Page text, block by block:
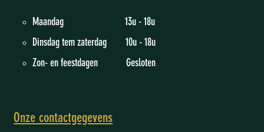
Maandag 13u - 18u
Dinsdag tem zaterdag 10u - 18u
Zon- en feestdagen Gesloten
Onze contactgegevens